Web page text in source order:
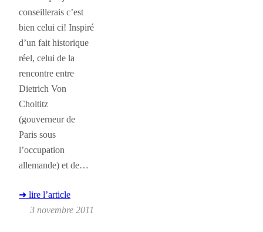
conseillerais c’est
bien celui ci! Inspiré
d’un fait historique
réel, celui de la
rencontre entre
Dietrich Von
Choltitz
(gouverneur de
Paris sous
l’occupation
allemande) et de…
➜ lire l’article
3 novembre 2011